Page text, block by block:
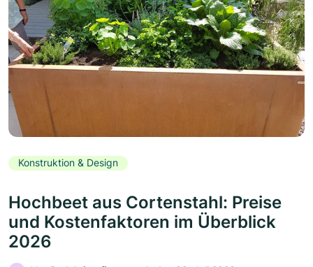
Konstruktion & Design
Hochbeet aus Cortenstahl: Preise
und Kostenfaktoren im Überblick
2026